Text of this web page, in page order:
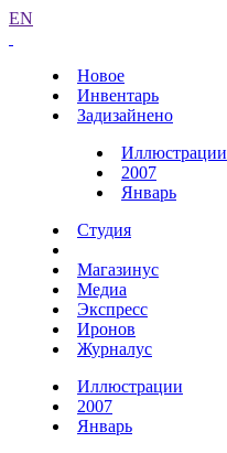
EN
Новое
Инвентарь
Задизайнено
Иллюстрации
2007
Январь
Студия
Магазинус
Медиа
Экспресс
Иронов
Журналус
Иллюстрации
2007
Январь